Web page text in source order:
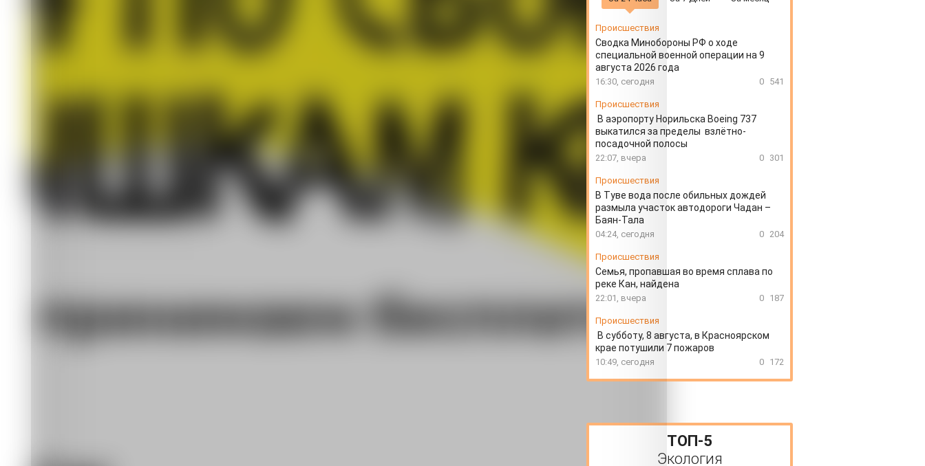
Происшествия
Сводка Минобороны РФ о ходе
специальной военной операции на 9
августа 2026 года
16:30, сегодня 0 541
Происшествия
В аэропорту Норильска Boeing 737
выкатился за пределы взлётно-
посадочной полосы
22:07, вчера 0 301
Происшествия
В Туве вода после обильных дождей
размыла участок автодороги Чадан –
Баян-Тала
04:24, сегодня 0 204
Происшествия
Семья, пропавшая во время сплава по
реке Кан, найдена
22:01, вчера 0 187
Происшествия
В субботу, 8 августа, в Красноярском
крае потушили 7 пожаров
10:49, сегодня 0 172
ТОП-5
Экология